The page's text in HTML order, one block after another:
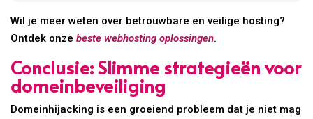
Wil je meer weten over betrouwbare en veilige hosting?
Ontdek onzebeste webhosting oplossingen.
Conclusie: Slimme strategieën voor
domeinbeveiliging
Domeinhijacking is een groeiend probleem dat je niet mag